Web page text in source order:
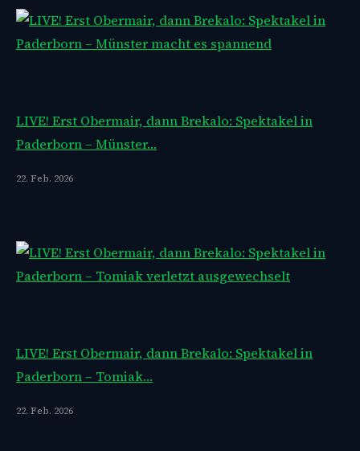
LIVE! Erst Obermair, dann Brekalo: Spektakel in
Paderborn – Münster…
22. Feb. 2026
LIVE! Erst Obermair, dann Brekalo: Spektakel in
Paderborn – Tomiak…
22. Feb. 2026